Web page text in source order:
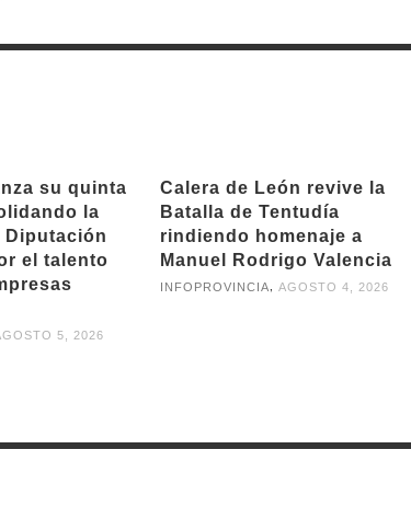
su quinta
la
Diputación
el talento
5, 2026
Calera de León revive la
Batalla de Tentudía
rindiendo homenaje a
Manuel Rodrigo Valencia
INFOPROVINCIA AGOSTO 4, 2026